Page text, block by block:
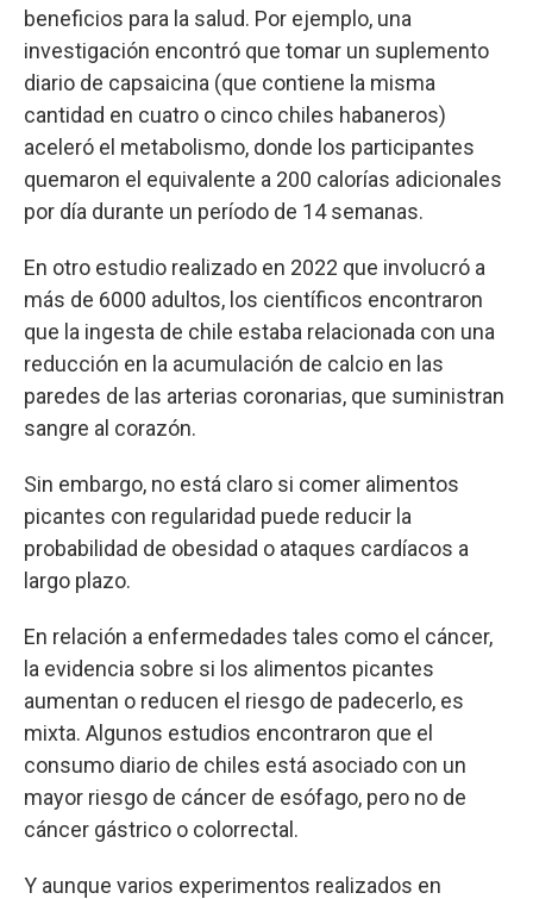
beneficios para la salud. Por ejemplo, una
investigación encontró que tomar un suplemento
diario de capsaicina (que contiene la misma
cantidad en cuatro o cinco chiles habaneros)
aceleró el metabolismo, donde los participantes
quemaron el equivalente a 200 calorías adicionales
por día durante un período de 14 semanas.
En otro estudio realizado en 2022 que involucró a
más de 6000 adultos, los científicos encontraron
que la ingesta de chile estaba relacionada con una
reducción en la acumulación de calcio en las
paredes de las arterias coronarias, que suministran
sangre al corazón.
Sin embargo, no está claro si comer alimentos
picantes con regularidad puede reducir la
probabilidad de obesidad o ataques cardíacos a
largo plazo.
En relación a enfermedades tales como el cáncer,
la evidencia sobre si los alimentos picantes
aumentan o reducen el riesgo de padecerlo, es
mixta. Algunos estudios encontraron que el
consumo diario de chiles está asociado con un
mayor riesgo de cáncer de esófago, pero no de
cáncer gástrico o colorrectal.
Y aunque varios experimentos realizados en